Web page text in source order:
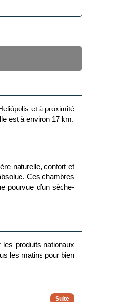
et à proximité
est à environ 17 km.
naturelle, confort et
Ces chambres
pourvue d’un sèche-
produits nationaux
les matins pour bien